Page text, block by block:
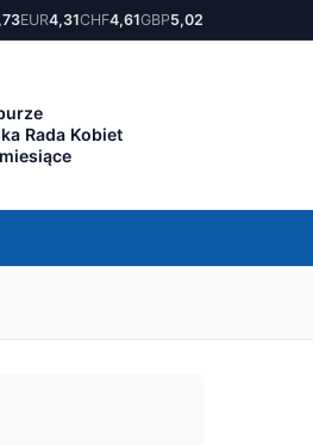
EUR4,31CHF4,61GBP5,02
Rada Kobiet